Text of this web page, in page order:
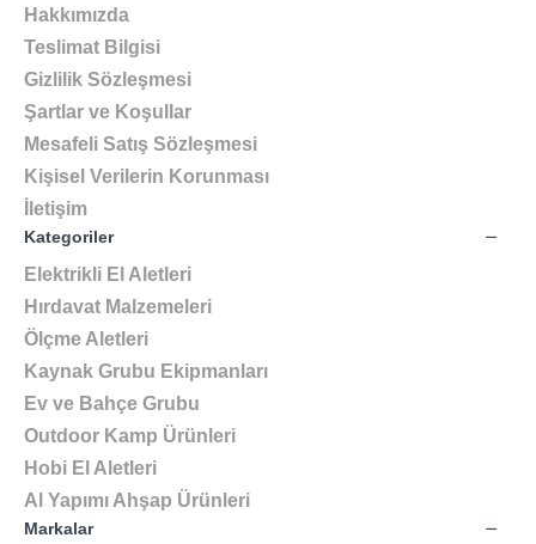
Hakkımızda
Teslimat Bilgisi
Gizlilik Sözleşmesi
Şartlar ve Koşullar
Mesafeli Satış Sözleşmesi
Kişisel Verilerin Korunması
İletişim
Kategoriler
Elektrikli El Aletleri
Hırdavat Malzemeleri
Ölçme Aletleri
Kaynak Grubu Ekipmanları
Ev ve Bahçe Grubu
Outdoor Kamp Ürünleri
Hobi El Aletleri
Al Yapımı Ahşap Ürünleri
Markalar